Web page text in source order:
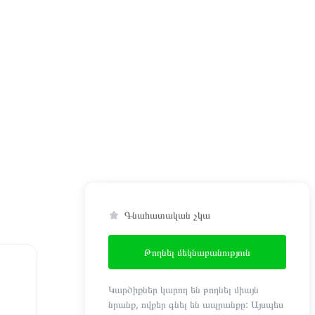
Գնահատական չկա
Թողնել մեկնաբանություն
Կարծիքներ կարող են թողնել միայն
նրանք, ովքեր գնել են ապրանքը: Այսպես